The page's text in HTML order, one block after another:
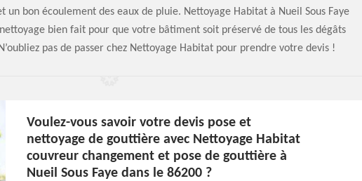
un bon écoulement des eaux de pluie. Nettoyage Habitat à Nueil Sous Faye
bien fait pour que votre bâtiment soit préservé de tous les dégâts
pas de passer chez Nettoyage Habitat pour prendre votre devis !
Voulez-vous savoir votre devis pose et
nettoyage de gouttière avec Nettoyage Habitat
couvreur changement et pose de gouttière à
Nueil Sous Faye dans le 86200 ?